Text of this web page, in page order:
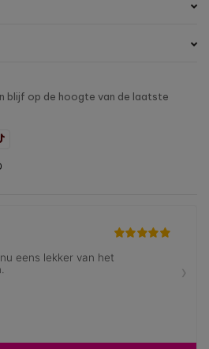
blijf op de hoogte van de laatste